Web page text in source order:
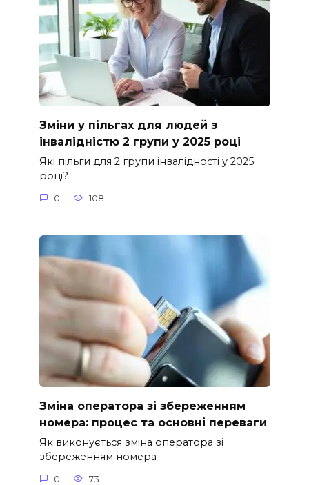
Зміни у пільгах для людей з
інвалідністю 2 групи у 2025 році
Які пільги для 2 групи інвалідності у 2025
році?
0 108
Зміна оператора зі збереженням
номера: процес та основні переваги
Як виконується зміна оператора зі
збереженням номера
0 73